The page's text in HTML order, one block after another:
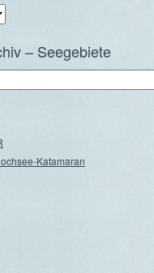
– Seegebiete
Katamaran